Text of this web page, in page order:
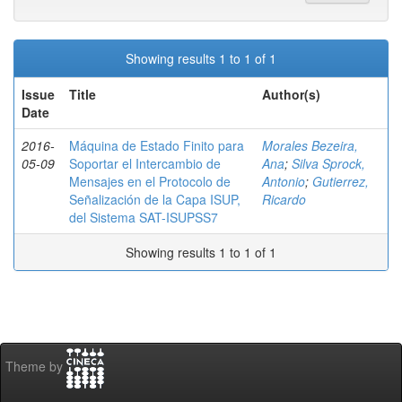
Showing results 1 to 1 of 1
Issue
Date
Title Author(s)
2016-
05-09
Máquina de Estado Finito para
Soportar el Intercambio de
Mensajes en el Protocolo de
Señalización de la Capa ISUP,
del Sistema SAT-ISUPSS7
Morales Bezeira,
Ana; Silva Sprock,
Antonio; Gutierrez,
Ricardo
Showing results 1 to 1 of 1
Theme by